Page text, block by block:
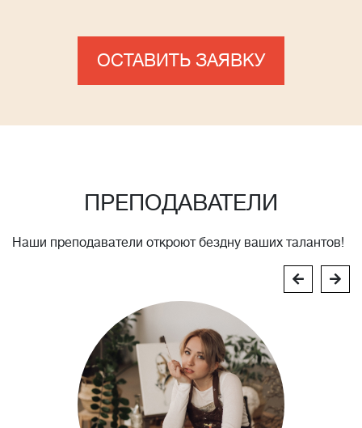
ОСТАВИТЬ ЗАЯВКУ
ПРЕПОДАВАТЕЛИ
Наши преподаватели откроют бездну ваших талантов!